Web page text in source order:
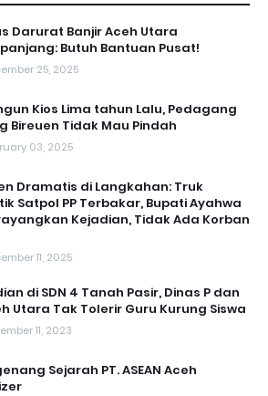
Darurat Banjir Aceh Utara
Butuh Bantuan Pusat!
25, 2025
Kios Lima tahun Lalu, Pedagang
Bireuen Tidak Mau Pindah
03, 2025
Dramatis di Langkahan: Truk
Satpol PP Terbakar, Bupati Ayahwa
Kejadian, Tidak Ada Korban
11, 2025
di SDN 4 Tanah Pasir, Dinas P dan
Utara Tak Tolerir Guru Kurung Siswa
11, 2023
Sejarah PT. ASEAN Aceh